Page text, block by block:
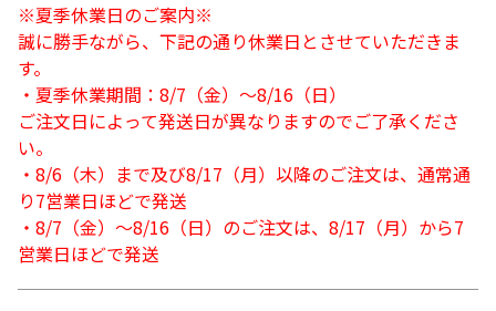
※夏季休業日のご案内※
誠に勝手ながら、下記の通り休業日とさせていただきま
す。
・夏季休業期間：8/7（金）～8/16（日）
ご注文日によって発送日が異なりますのでご了承くださ
い。
・8/6（木）まで及び8/17（月）以降のご注文は、通常通
り7営業日ほどで発送
・8/7（金）～8/16（日）のご注文は、8/17（月）から7
営業日ほどで発送